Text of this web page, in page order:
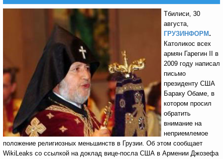
Тбилиси, 30
августа,
ГРУЗИНФОРМ.
Католикос всех
армян Гарегин II в
2009 году написал
письмо
президенту США
Бараку Обаме, в
котором просил
обратить
внимание на
неприемлемое
положение религиозных меньшинств в Грузии. Об этом сообщает
WikiLeaks со ссылкой на доклад вице-посла США в Армении Джозефа